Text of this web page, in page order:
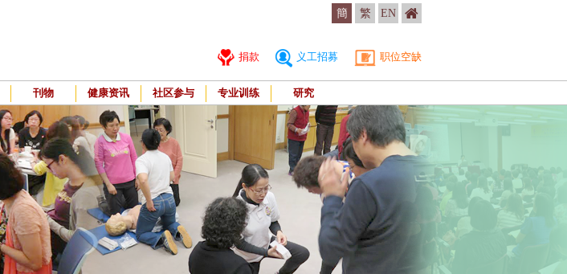
簡 繁 EN
捐款 义工招募 职位空缺
刊物 健康资讯 社区参与 专业训练 研究